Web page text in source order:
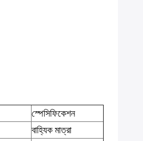
স্পেসিফিকেশন
বাহ্যিক মাত্রা